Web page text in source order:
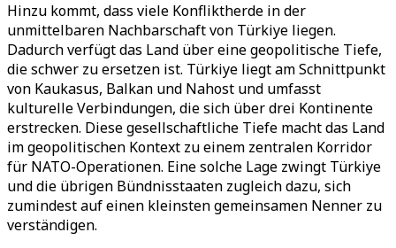
Hinzu kommt, dass viele Konfliktherde in der
unmittelbaren Nachbarschaft von Türkiye liegen.
Dadurch verfügt das Land über eine geopolitische Tiefe,
die schwer zu ersetzen ist. Türkiye liegt am Schnittpunkt
von Kaukasus, Balkan und Nahost und umfasst
kulturelle Verbindungen, die sich über drei Kontinente
erstrecken. Diese gesellschaftliche Tiefe macht das Land
im geopolitischen Kontext zu einem zentralen Korridor
für NATO-Operationen. Eine solche Lage zwingt Türkiye
und die übrigen Bündnisstaaten zugleich dazu, sich
zumindest auf einen kleinsten gemeinsamen Nenner zu
verständigen.